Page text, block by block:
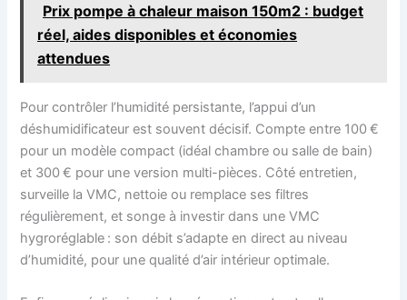
Prix pompe à chaleur maison 150m2 : budget
réel, aides disponibles et économies
attendues
Pour contrôler l’humidité persistante, l’appui d’un
déshumidificateur est souvent décisif. Compte entre 100 €
pour un modèle compact (idéal chambre ou salle de bain)
et 300 € pour une version multi-pièces. Côté entretien,
surveille la VMC, nettoie ou remplace ses filtres
régulièrement, et songe à investir dans une VMC
hygroréglable : son débit s’adapte en direct au niveau
d’humidité, pour une qualité d’air intérieur optimale.